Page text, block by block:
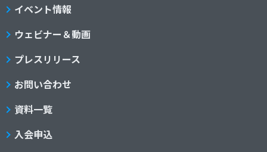
イベント情報
ウェビナー＆動画
プレスリリース
お問い合わせ
資料一覧
入会申込